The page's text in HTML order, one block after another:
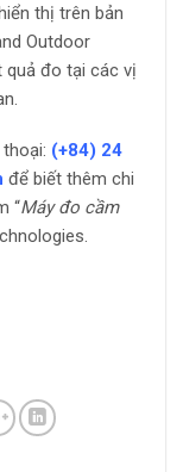
thị trên bản
Outdoor
quả đo tại các vị
(+84) 24
để biết thêm chi
“Máy đo cầm